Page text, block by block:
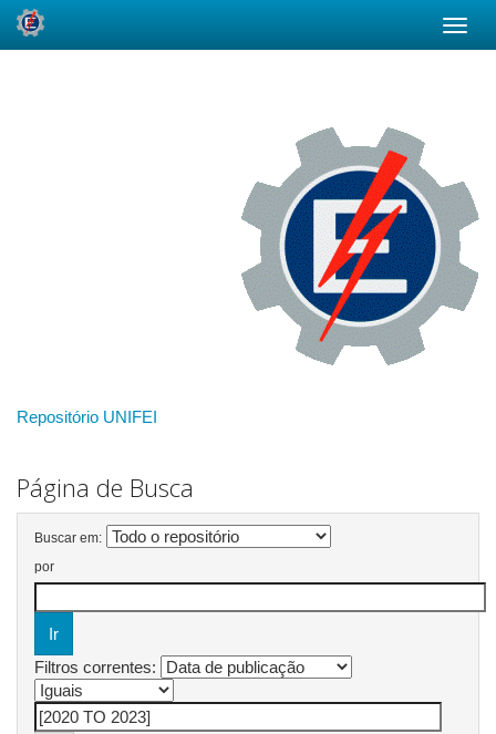
Repositório UNIFEI
Página de Busca
Buscar em:
por
Filtros correntes: